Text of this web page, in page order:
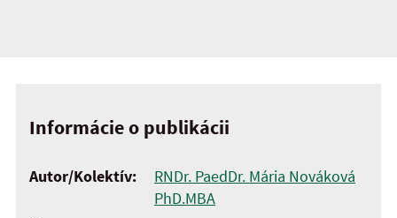
Informácie o publikácii
Autor/Kolektív:
RNDr. PaedDr. Mária Nováková
PhD.MBA